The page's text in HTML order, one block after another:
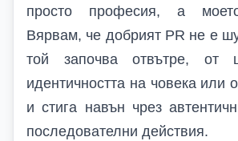
просто професия, а
Вярвам, че добрият PR не е
той започва отвътре, от
идентичността на човека или
и стига навън чрез
последователни действия.